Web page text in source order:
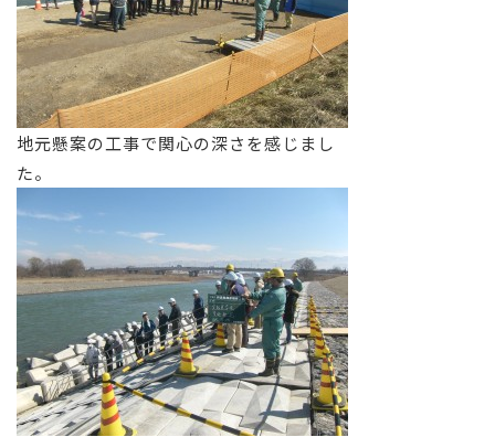
地元懸案の工事で関心の深さを感じまし
た。